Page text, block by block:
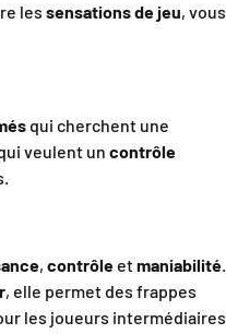
les sensations de jeu, vous
qui cherchent une
veulent un contrôle
, contrôle etmaniabilité.
, elle permet des frappes
les joueurs intermédiaires